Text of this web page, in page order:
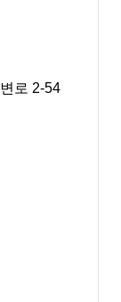
로 2-54